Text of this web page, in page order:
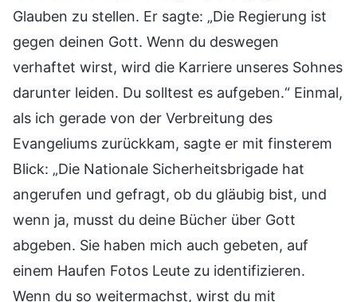
Glauben zu stellen. Er sagte: „Die Regierung ist
gegen deinen Gott. Wenn du deswegen
verhaftet wirst, wird die Karriere unseres Sohnes
darunter leiden. Du solltest es aufgeben.“ Einmal,
als ich gerade von der Verbreitung des
Evangeliums zurückkam, sagte er mit finsterem
Blick: „Die Nationale Sicherheitsbrigade hat
angerufen und gefragt, ob du gläubig bist, und
wenn ja, musst du deine Bücher über Gott
abgeben. Sie haben mich auch gebeten, auf
einem Haufen Fotos Leute zu identifizieren.
Wenn du so weitermachst, wirst du mit